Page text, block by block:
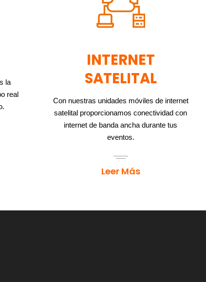
la
real
INTERNET
SATELITAL
Con nuestras unidades móviles de internet
satelital proporcionamos conectividad con
internet de banda ancha durante tus
eventos.
Leer Más